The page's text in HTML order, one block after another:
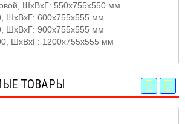
ШхВхГ: 550х755х550 мм
ШхВхГ: 600х755х555 мм
ШхВхГ: 900х755х555 мм
ШхВхГ: 1200х755х555 мм
ТОВАРЫ